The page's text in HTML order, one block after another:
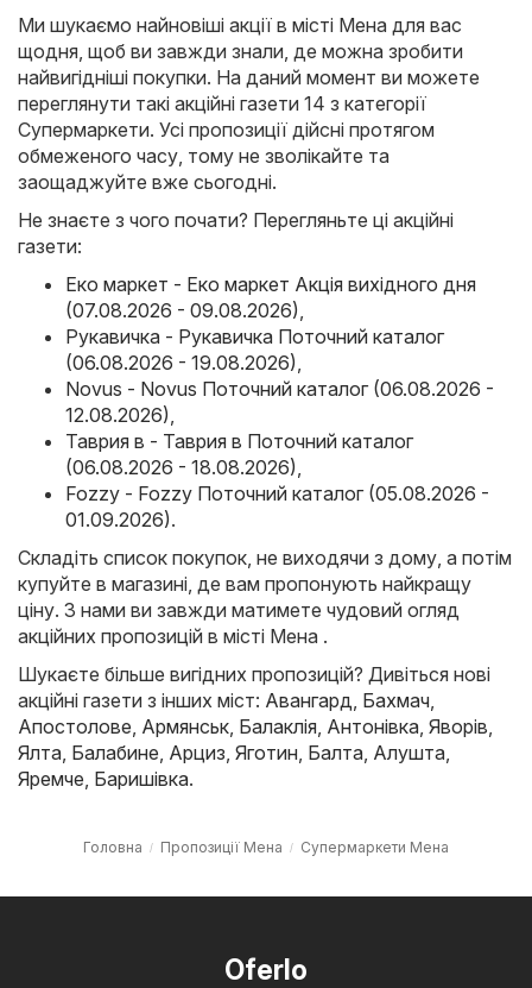
Ми шукаємо найновіші акції в місті Мена для вас
щодня, щоб ви завжди знали, де можна зробити
найвигідніші покупки. На даний момент ви можете
переглянути такі акційні газети 14 з категорії
Супермаркети. Усі пропозиції дійсні протягом
обмеженого часу, тому не зволікайте та
заощаджуйте вже сьогодні.
Не знаєте з чого почати? Перегляньте ці акційні
газети:
Еко маркет - Еко маркет Акція вихідного дня
(07.08.2026 - 09.08.2026)
Рукавичка - Рукавичка Поточний каталог
(06.08.2026 - 19.08.2026)
Novus - Novus Поточний каталог (06.08.2026 -
12.08.2026)
Таврия в - Таврия в Поточний каталог
(06.08.2026 - 18.08.2026)
Fozzy - Fozzy Поточний каталог (05.08.2026 -
01.09.2026).
Складіть список покупок, не виходячи з дому, а потім
купуйте в магазині, де вам пропонують найкращу
ціну. З нами ви завжди матимете чудовий огляд
акційних пропозицій в місті Мена .
Шукаєте більше вигідних пропозицій? Дивіться нові
акційні газети з інших міст: Авангард Бахмач
Апостолове Армянськ Балаклія Антонівка Яворів
Ялта Балабине Арциз Яготин Балта Алушта
Яремче Баришівка.
Головна Пропозиції Мена Супермаркети Мена
Oferlo